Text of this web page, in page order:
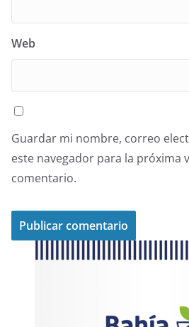
Web
Guardar mi nombre, correo
este navegador para la próxima
comentario.